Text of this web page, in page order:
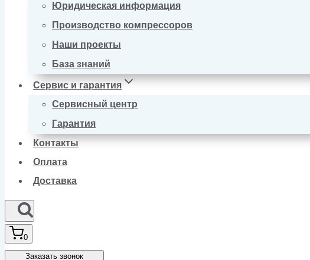
Юридическая информация
Производство компрессоров
Наши проекты
База знаний
Сервис и гарантия
Сервисный центр
Гарантия
Контакты
Оплата
Доставка
0
Заказать звонок